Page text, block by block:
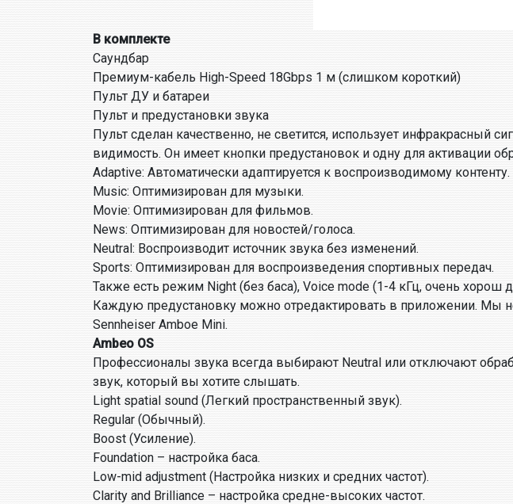
В комплекте
Саундбар
Премиум-кабель High-Speed 18Gbps 1 м (слишком короткий)
Пульт ДУ и батареи
Пульт и предустановки звука
Пульт сделан качественно, не светится, использует инфракрасный
видимость. Он имеет кнопки предустановок и одну для активации
Adaptive: Автоматически адаптируется к воспроизводимому контенту.
Music: Оптимизирован для музыки.
Movie: Оптимизирован для фильмов.
News: Оптимизирован для новостей/голоса.
Neutral: Воспроизводит источник звука без изменений.
Sports: Оптимизирован для воспроизведения спортивных передач.
Также есть режим Night (без баса), Voice mode (1-4 кГц, очень
Каждую предустановку можно отредактировать в приложении. Мы
Sennheiser Amboe Mini.
Ambeo OS
Профессионалы звука всегда выбирают Neutral или отключают
звук, который вы хотите слышать.
Light spatial sound (Легкий пространственный звук).
Regular (Обычный).
Boost (Усиление).
Foundation – настройка баса.
Low-mid adjustment (Настройка низких и средних частот).
Clarity and Brilliance – настройка средне-высоких частот.